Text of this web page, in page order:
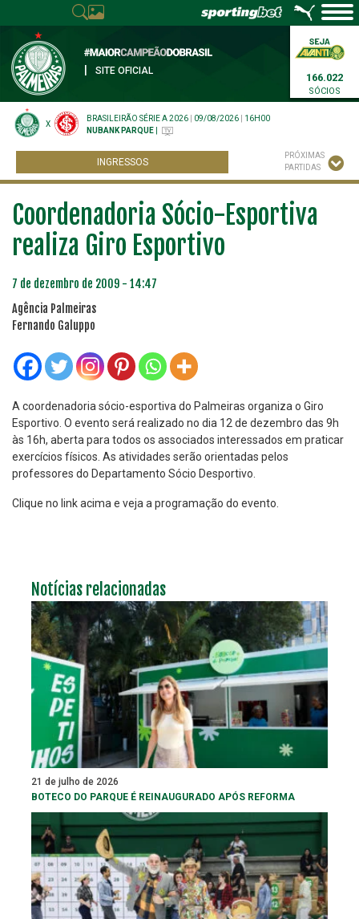
SITE OFICIAL
166.022
SÓCIOS
X
BRASILEIRÃO SÉRIE A 2026 09/08/2026
16H00
NUBANK PARQUE
INGRESSOS
PRÓXIMAS
PARTIDAS
Coordenadoria Sócio-Esportiva
realiza Giro Esportivo
7 de dezembro de 2009 - 14:47
Agência Palmeiras
Fernando Galuppo
A coordenadoria sócio-esportiva do Palmeiras organiza o Giro
Esportivo. O evento será realizado no dia 12 de dezembro das 9h
às 16h, aberta para todos os associados interessados em praticar
exercícios físicos. As atividades serão orientadas pelos
professores do Departamento Sócio Desportivo.
Clique no link acima e veja a programação do evento.
Notícias relacionadas
21 de julho de 2026
BOTECO DO PARQUE É REINAUGURADO APÓS REFORMA